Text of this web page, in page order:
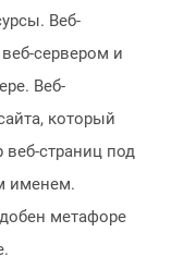
Веб-
сервером и
Веб-
который
веб-страниц под
именем.
метафоре